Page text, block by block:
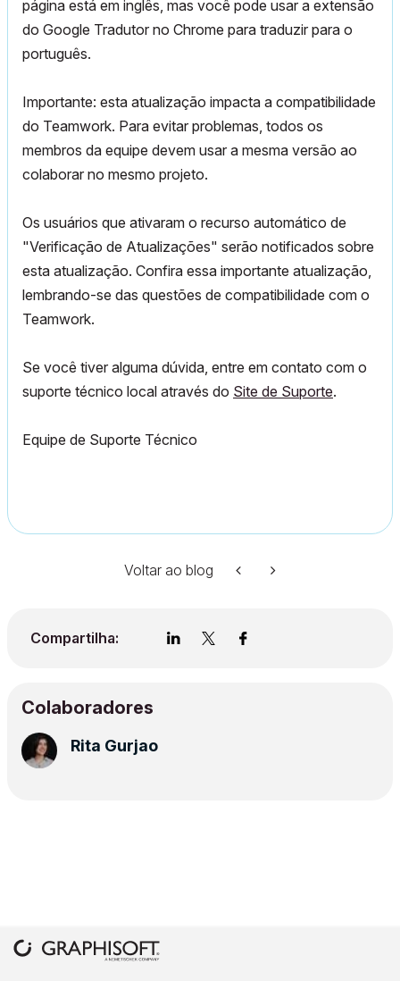
página está em inglês, mas você pode usar a extensão
do Google Tradutor no Chrome para traduzir para o
português.
Importante: esta atualização impacta a compatibilidade
do Teamwork. Para evitar problemas, todos os
membros da equipe devem usar a mesma versão ao
colaborar no mesmo projeto.
Os usuários que ativaram o recurso automático de
"Verificação de Atualizações" serão notificados sobre
esta atualização. Confira essa importante atualização,
lembrando-se das questões de compatibilidade com o
Teamwork.
Se você tiver alguma dúvida, entre em contato com o
suporte técnico local através do Site de Suporte.
Equipe de Suporte Técnico
Voltar ao blog
Compartilha:
Colaboradores
Rita Gurjao